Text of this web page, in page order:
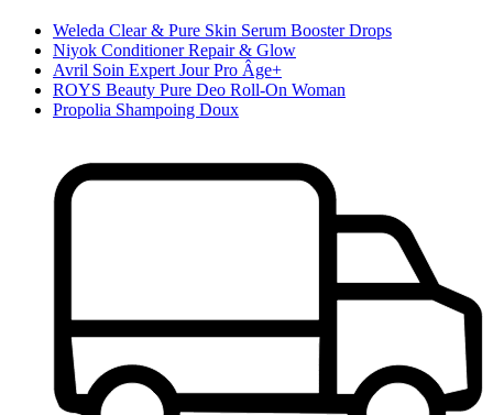
Weleda Clear & Pure Skin Serum Booster Drops
Niyok Conditioner Repair & Glow
Avril Soin Expert Jour Pro Âge+
ROYS Beauty Pure Deo Roll-On Woman
Propolia Shampoing Doux